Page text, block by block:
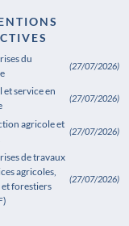
du
(27/07/2026)
et service en
(27/07/2026)
agricole et
(27/07/2026)
de travaux
agricoles,
forestiers
(27/07/2026)